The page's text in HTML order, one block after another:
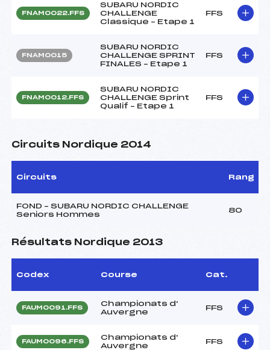
FNAM0022.FFS
SUBARU NORDIC
CHALLENGE
Classique – Etape 1
FFS
FNAM0015
SUBARU NORDIC
CHALLENGE SPRINT
FINALES – Etape 1
FFS
FNAM0012.FFS
SUBARU NORDIC
CHALLENGE Sprint
Qualif – Etape 1
FFS
Circuits Nordique 2014
Circuits Rang
FOND – SUBARU NORDIC CHALLENGE
Seniors Hommes
80
Résultats Nordique 2013
Codex Course Cat.
FAUM0091.FFS
Championats d'
Auvergne
FFS
FAUM0096.FFS
Championats d'
Auvergne
FFS